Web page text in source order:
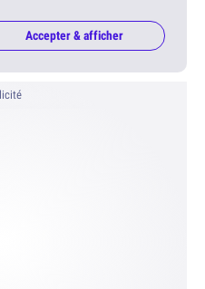
Accepter & afficher